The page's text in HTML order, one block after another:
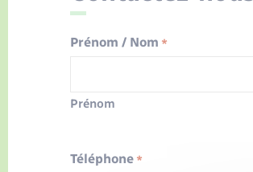
Prénom / Nom *
Prénom
Téléphone *